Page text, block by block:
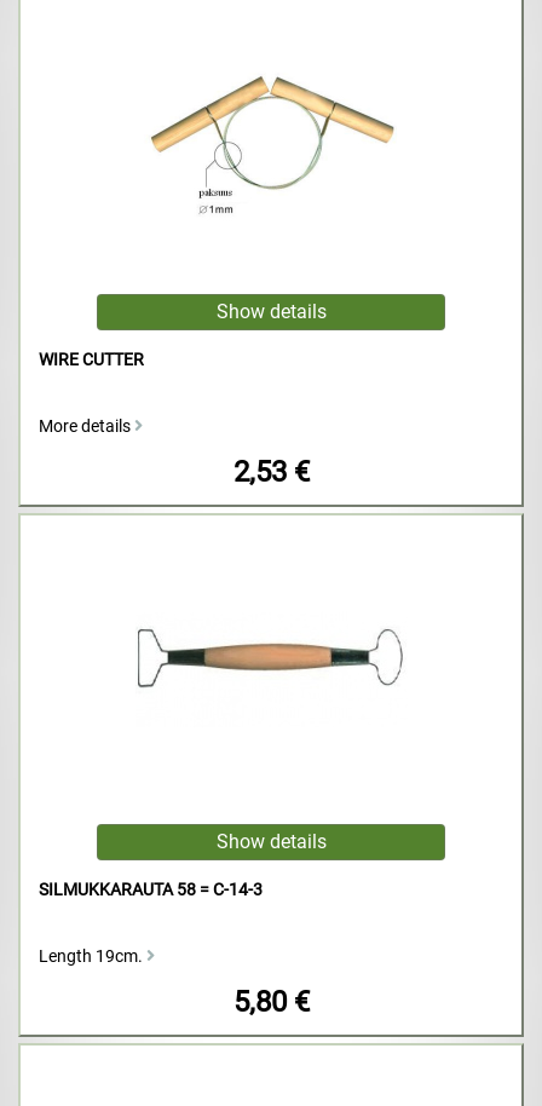
WIRE CUTTER
More details
2,53 €
SILMUKKARAUTA 58 = C-14-3
Length 19cm.
5,80 €